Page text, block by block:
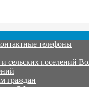
телефоны
сельских поселений
граждан